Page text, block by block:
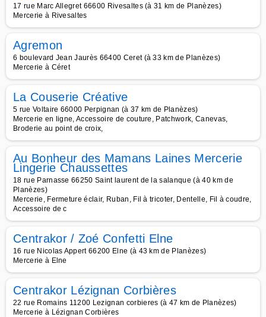
17 rue Marc Allegret 66600 Rivesaltes (à 31 km de Planèzes)
Mercerie à Rivesaltes
Agremon
6 boulevard Jean Jaurès 66400 Ceret (à 33 km de Planèzes)
Mercerie à Céret
La Couserie Créative
5 rue Voltaire 66000 Perpignan (à 37 km de Planèzes)
Mercerie en ligne, Accessoire de couture, Patchwork, Canevas,
Broderie au point de croix,
Au Bonheur des Mamans Laines Mercerie
Lingerie Chaussettes
18 rue Parnasse 66250 Saint laurent de la salanque (à 40 km de
Planèzes)
Mercerie, Fermeture éclair, Ruban, Fil à tricoter, Dentelle, Fil à coudre,
Accessoire de c
Centrakor / Zoé Confetti Elne
16 rue Nicolas Appert 66200 Elne (à 43 km de Planèzes)
Mercerie à Elne
Centrakor Lézignan Corbières
22 rue Romains 11200 Lezignan corbieres (à 47 km de Planèzes)
Mercerie à Lézignan Corbières